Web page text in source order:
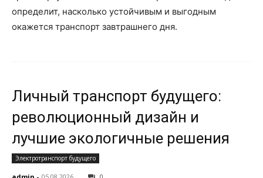
определит, насколько устойчивым и выгодным
окажется транспорт завтрашнего дня.
Личный транспорт будущего:
революционный дизайн и
лучшие экологичные решения
Электротранспорт будущего